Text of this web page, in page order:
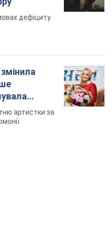
дефіциту
артистки за